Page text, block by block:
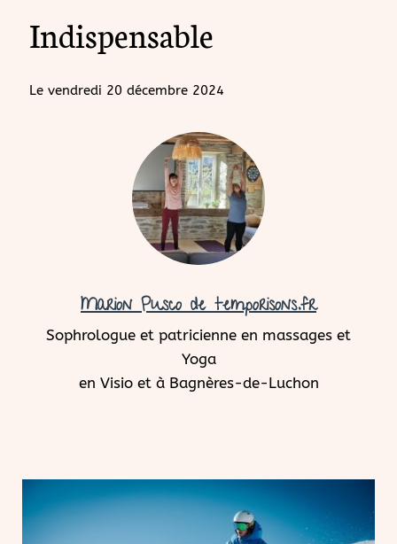
Indispensable
Le vendredi 20 décembre 2024
Marion Pusco de temporisons.fr
Sophrologue et patricienne en massages et
Yoga
en Visio et à Bagnères-de-Luchon